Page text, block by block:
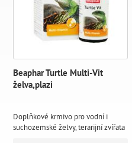
Beaphar Turtle Multi-Vit
želva,plazi
Doplňkové krmivo pro vodní i
suchozemské želvy, terarijní zvířata